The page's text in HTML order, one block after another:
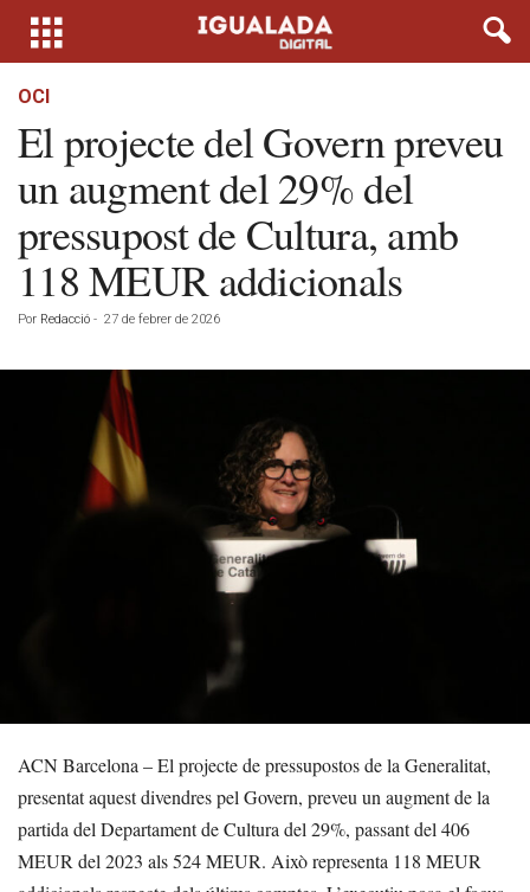
OCI
El projecte del Govern preveu
un augment del 29% del
pressupost de Cultura, amb
118 MEUR addicionals
Por Redacció - 27 de febrer de 2026
ACN Barcelona – El projecte de pressupostos de la Generalitat,
presentat aquest divendres pel Govern, preveu un augment de la
partida del Departament de Cultura del 29%, passant del 406
MEUR del 2023 als 524 MEUR. Això representa 118 MEUR